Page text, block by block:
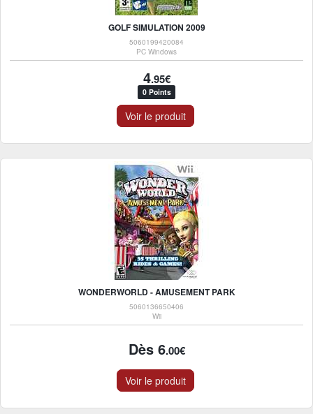
GOLF SIMULATION 2009
5060199420084
PC Windows
4.95€
0 Points
Voir le produit
WONDERWORLD - AMUSEMENT PARK
5060136650406
Wii
Dès 6.00€
Voir le produit